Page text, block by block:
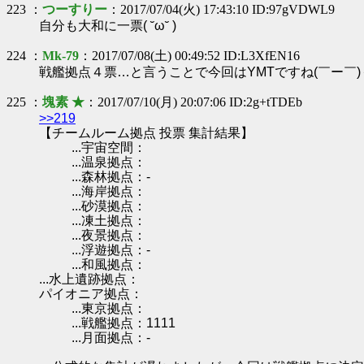
223 ： つーすりー ：2017/07/04(火) 17:43:10 ID:97gVDWL9
自分も大和に一票( ˘ω˘ )
224 ： Mk-79 ：2017/07/08(土) 00:49:52 ID:L3XfEN16
戦艦拠点４票…と言うことで今回はYMTですね(￣ー￣)
225 ： 塊素 ★ ：2017/07/10(月) 20:07:06 ID:2g+tTDEb
>>219
【チームルーム拠点 投票 集計結果】
...宇宙空間：
...温泉拠点：
...森林拠点：-
...海岸拠点：
...砂漠拠点：
...凍土拠点：
...夜景拠点：
...浮遊拠点：-
...和風拠点：
...水上遺跡拠点：
パイオニア拠点：
...東京拠点：
...戦艦拠点：1111
...月面拠点：-